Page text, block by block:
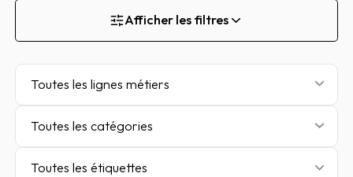
Afficher les filtres
Toutes les lignes métiers
Toutes les catégories
Toutes les étiquettes